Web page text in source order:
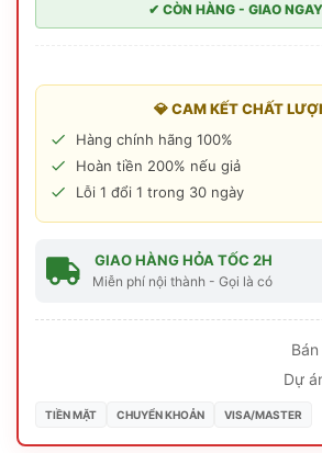
✔ CÒN HÀNG - GIAO
💎 CAM KẾT CHẤT
Hàng chính hãng 100%
Hoàn tiền 200% nếu giả
Lỗi 1 đổi 1 trong 30 ngày
GIAO HÀNG HỎA TỐC 2H
Miễn phí nội thành - Gọi là có
Bán
Dự
TIỀN MẶT CHUYỂN KHOẢN VISA/MASTER